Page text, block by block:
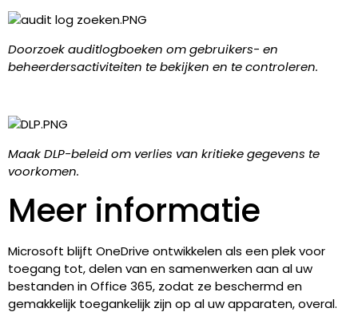
Doorzoek auditlogboeken om gebruikers- en
beheerdersactiviteiten te bekijken en te controleren.
Maak DLP-beleid om verlies van kritieke gegevens te
voorkomen.
Meer informatie
Microsoft blijft OneDrive ontwikkelen als een plek voor
toegang tot, delen van en samenwerken aan al uw
bestanden in Office 365, zodat ze beschermd en
gemakkelijk toegankelijk zijn op al uw apparaten, overal.